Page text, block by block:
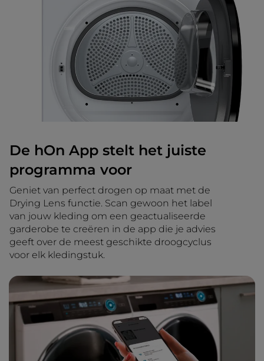
De hOn App stelt het juiste
programma voor
Geniet van perfect drogen op maat met de
Drying Lens functie. Scan gewoon het label
van jouw kleding om een geactualiseerde
garderobe te creëren in de app die je advies
geeft over de meest geschikte droogcyclus
voor elk kledingstuk.